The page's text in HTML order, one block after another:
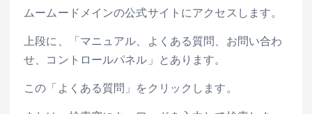
ムームードメインの公式サイトにアクセスします。
上段に、「マニュアル、よくある質問、お問い合わ
せ、コントロールパネル」とあります。
この「よくある質問」をクリックします。